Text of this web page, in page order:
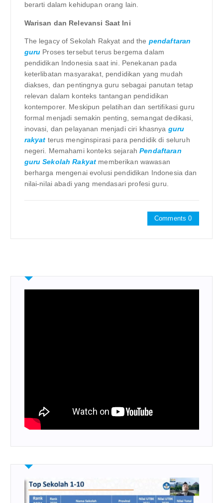
berarti dalam kehidupan orang lain.
Warisan dan Relevansi Saat Ini
The legacy of Sekolah Rakyat and the pendaftaran
guru Proses tersebut terus bergema dalam
pendidikan Indonesia saat ini. Penekanan pada
keterlibatan masyarakat, pendidikan yang mudah
diakses, dan pentingnya guru sebagai panutan tetap
relevan dalam konteks tantangan pendidikan
kontemporer. Meskipun pelatihan dan sertifikasi guru
formal menjadi semakin penting, semangat dedikasi,
inovasi, dan pelayanan menjadi ciri khasnya guru
rakyat terus menginspirasi para pendidik di seluruh
negeri. Memahami konteks sejarahPendaftaran
guru Sekolah Rakyat memberikan wawasan
berharga mengenai evolusi pendidikan Indonesia dan
nilai-nilai abadi yang mendasari profesi guru.
Comments 0